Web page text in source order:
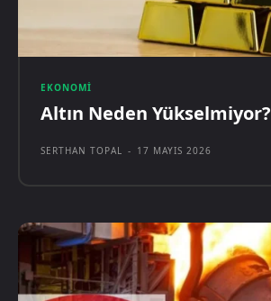
EKONOMI
Altın Neden Yükselmiyor?
SERTHAN TOPAL - 17 MAYIS 2026